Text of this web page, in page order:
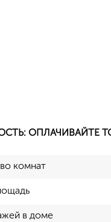
ОПЛАЧИВАЙТЕ
комнат
в доме